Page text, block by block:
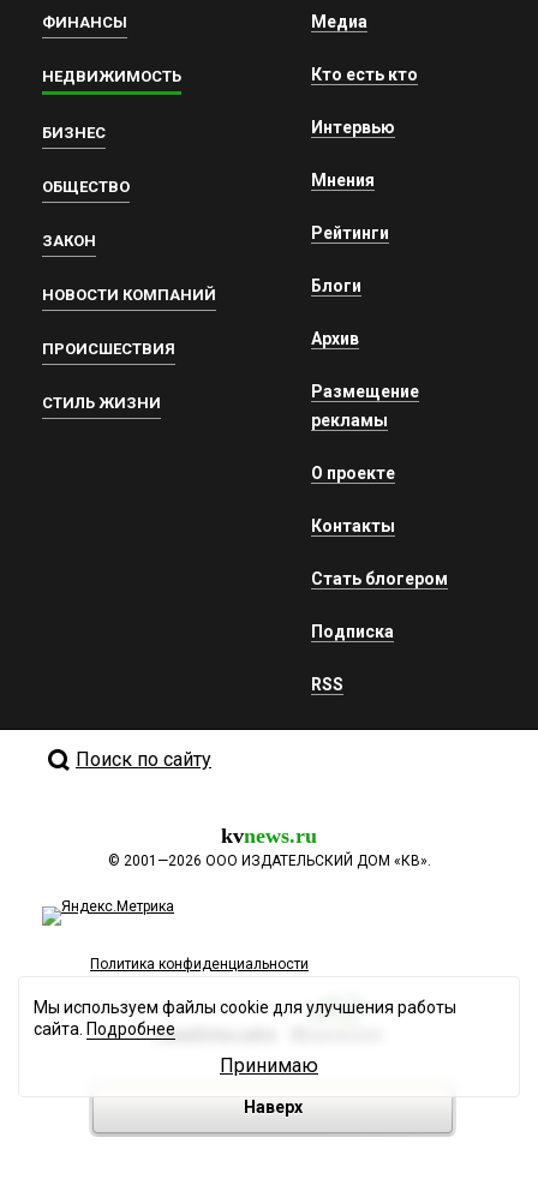
ФИНАНСЫ
НЕДВИЖИМОСТЬ
БИЗНЕС
ОБЩЕСТВО
ЗАКОН
НОВОСТИ КОМПАНИЙ
ПРОИСШЕСТВИЯ
СТИЛЬ ЖИЗНИ
Медиа
Кто есть кто
Интервью
Мнения
Рейтинги
Блоги
Архив
Размещение
рекламы
О проекте
Контакты
Стать блогером
Подписка
RSS
Поиск по сайту
kvnews.ru
© 2001—2026 ООО ИЗДАТЕЛЬСКИЙ ДОМ «КВ».
Политика конфиденциальности
Разработка сайта
Наверх
Мы используем файлы cookie для улучшения работы
сайта. Подробнее
Принимаю